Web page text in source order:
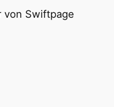
von Swiftpage